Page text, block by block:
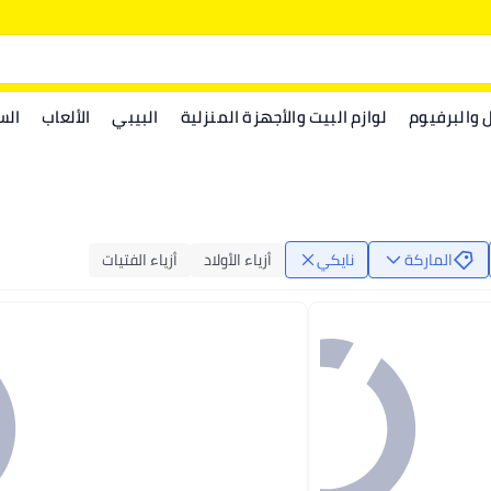
والبرفيوم لوازم البيت والأجهزة المنزلية البيبي الألعاب
الماركة نايكي أزياء الأولاد أزياء الفتيات